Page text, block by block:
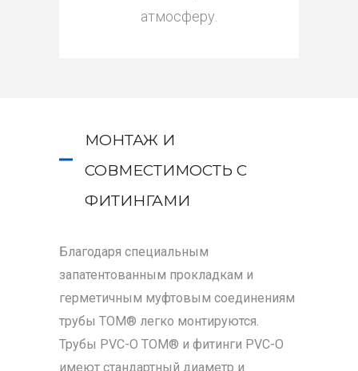
атмосферу.
МОНТАЖ И
СОВМЕСТИМОСТЬ С
ФИТИНГАМИ
Благодаря специальным
запатентованным прокладкам и
герметичным муфтовым соединениям
трубы TOM® легко монтируются.
Трубы PVC-O TOM® и фитинги PVC-O
имеют стандартный диаметр и